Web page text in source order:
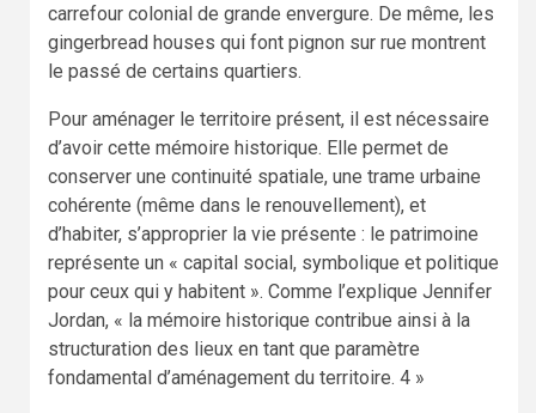
carrefour colonial de grande envergure. De même, les
gingerbread houses qui font pignon sur rue montrent
le passé de certains quartiers.
Pour aménager le territoire présent, il est nécessaire
d’avoir cette mémoire historique. Elle permet de
conserver une continuité spatiale, une trame urbaine
cohérente (même dans le renouvellement), et
d’habiter, s’approprier la vie présente : le patrimoine
représente un « capital social, symbolique et politique
pour ceux qui y habitent ». Comme l’explique Jennifer
Jordan, « la mémoire historique contribue ainsi à la
structuration des lieux en tant que paramètre
fondamental d’aménagement du territoire. 4 »